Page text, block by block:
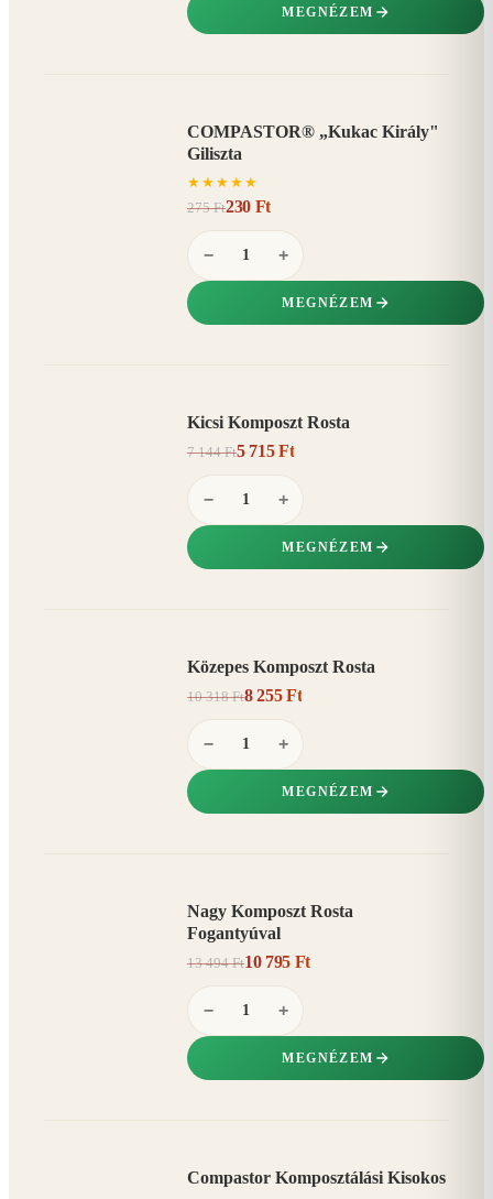
MEGNÉZEM
COMPASTOR® „Kukac Király"
Giliszta
★ ★ ★ ★ ★
275 Ft230 Ft
− +
MEGNÉZEM
Kicsi Komposzt Rosta
7 144 Ft5 715 Ft
− +
MEGNÉZEM
Közepes Komposzt Rosta
10 318 Ft8 255 Ft
− +
MEGNÉZEM
Nagy Komposzt Rosta
Fogantyúval
13 494 Ft10 795 Ft
− +
MEGNÉZEM
Compastor Komposztálási Kisokos